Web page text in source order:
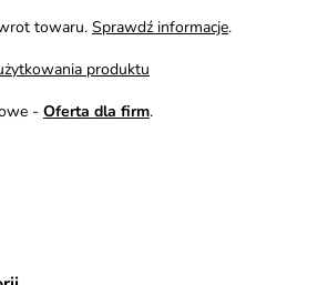
towaru. Sprawdź informacje.
produktu
- Oferta dla firm.